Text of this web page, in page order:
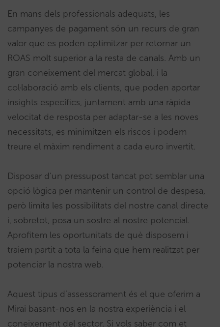
En mans dels professionals adequats, les
campanyes de pagament són un recurs de gran
valor que es poden optimitzar per retornar un
ROAS molt superior a la resta de canals. Amb un
gran coneixement del mercat global, i la
col·laboració amb els clients, que poden aportar
insights específics, juntament amb una ràpida
velocitat de resposta per adaptar-se a les noves
necessitats, es minimitzen els riscos i podem
treure el màxim rendiment a cada euro invertit.
Disposar d’un pressupost tancat pot semblar una
opció lògica per mantenir un control de despesa,
però limita les possibilitats del nostre canal directe
i, sobretot, posa un sostre al nostre potencial.
Aprofitem les oportunitats de què disposem i
traiem partit a tota la feina que hem realitzat per
potenciar la nostra web.
Aquest tipus d’assessorament és el que oferim a
Mirai basant-nos en la nostra experiència i el
coneixement del sector. Si vols saber com et